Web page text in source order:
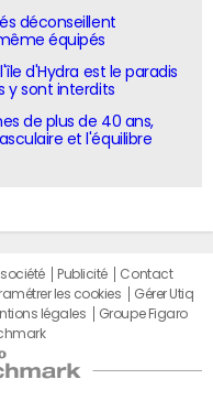
déconseillent
équipés
d'Hydra est le paradis
y sont interdits
de plus de 40 ans,
et l'équilibre
société Publicité
Contact
les cookies
Gérer Utiq
légales
Groupe Figaro